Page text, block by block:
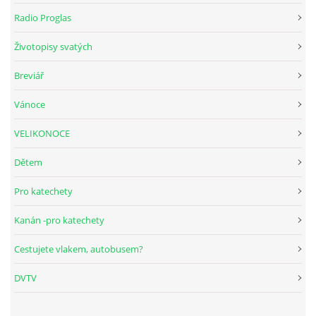
HUDEBNÍ KOUTEK
ODKAZY
Farnost Studená
Radio Proglas
Životopisy svatých
Breviář
Vánoce
VELIKONOCE
Dětem
Pro katechety
Kanán -pro katechety
Cestujete vlakem, autobusem?
DVTV